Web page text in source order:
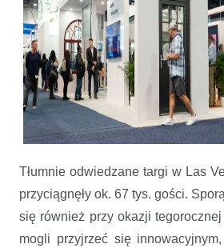
Tłumnie odwiedzane targi w Las
przyciągnęły ok. 67 tys. gości.
się również przy okazji
mogli przyjrzeć się